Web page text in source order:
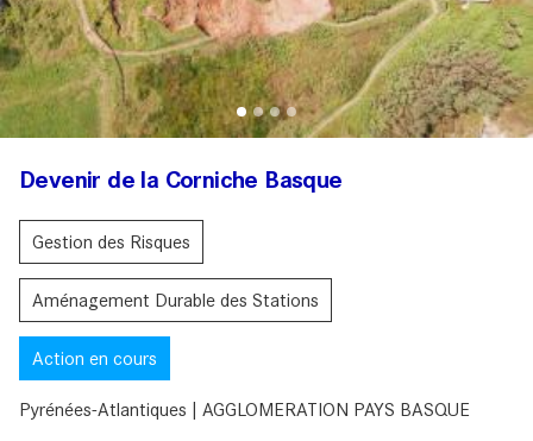
Devenir de la Corniche Basque
Gestion des Risques
Aménagement Durable des Stations
Action en cours
Pyrénées-Atlantiques | AGGLOMERATION PAYS BASQUE